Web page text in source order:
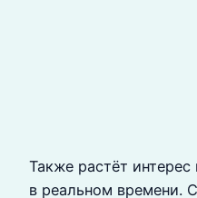
Также растёт
в реальном времени.